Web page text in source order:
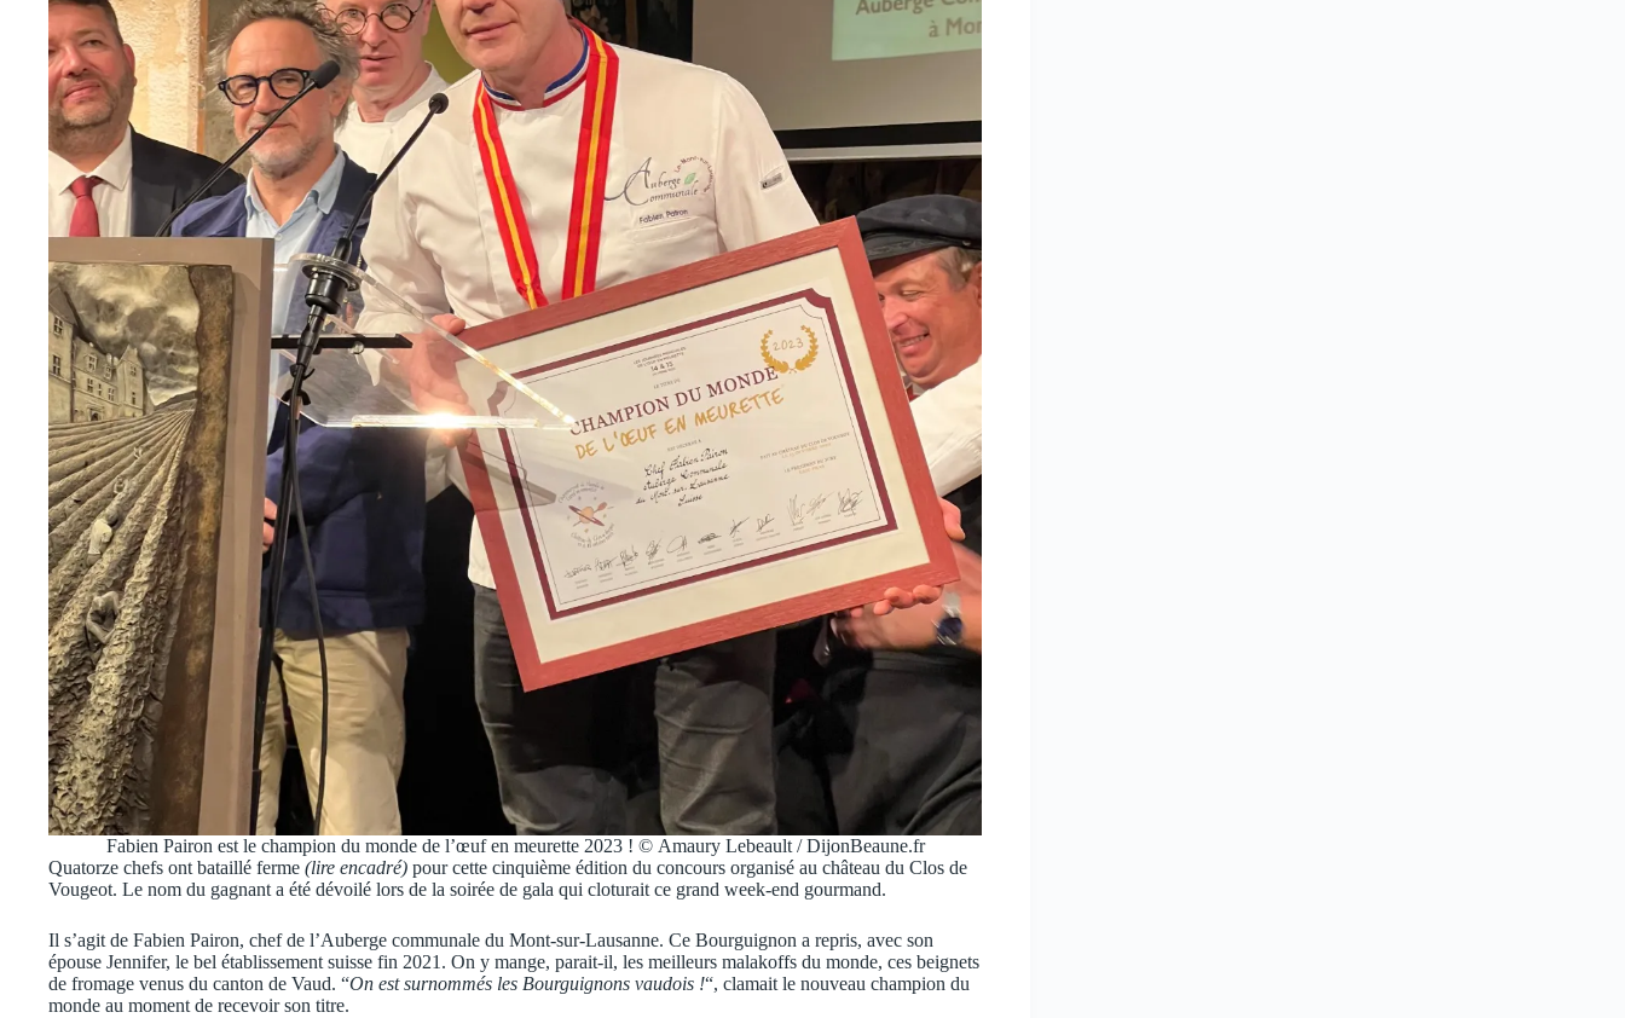
Fabien Pairon est le champion du monde de l’œuf en meurette 2023 ! © Amaury Lebeault / DijonBeaune.fr
Quatorze chefs ont bataillé ferme (lire encadré) pour cette cinquième édition du concours organisé au château du Clos de
Vougeot. Le nom du gagnant a été dévoilé lors de la soirée de gala qui cloturait ce grand week-end gourmand.
Il s’agit de Fabien Pairon, chef de l’Auberge communale du Mont-sur-Lausanne. Ce Bourguignon a repris, avec son
épouse Jennifer, le bel établissement suisse fin 2021. On y mange, parait-il, les meilleurs malakoffs du monde, ces beignets
de fromage venus du canton de Vaud. “On est surnommés les Bourguignons vaudois !“, clamait le nouveau champion du
monde au moment de recevoir son titre.